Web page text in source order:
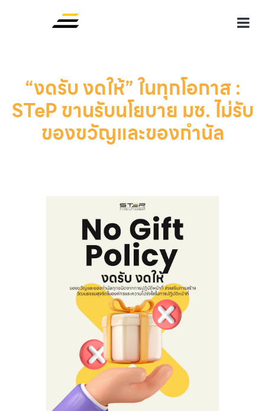
“งดรับ งดให้” ในทุกโอกาส :
STeP ขานรับนโยบาย มช. ไม่รับ
ของขวัญและของกำนัล